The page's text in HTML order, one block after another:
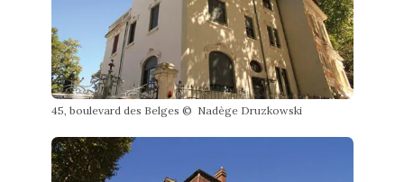
45, boulevard des Belges © Nadège Druzkowski